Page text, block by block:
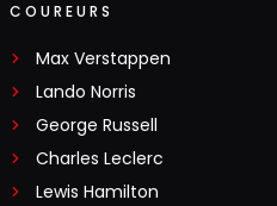
COUREURS
Max Verstappen
Lando Norris
George Russell
Charles Leclerc
Lewis Hamilton